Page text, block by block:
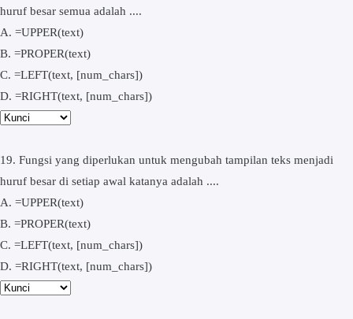
huruf besar semua adalah ....
A. =UPPER(text)
B. =PROPER(text)
C. =LEFT(text, [num_chars])
D. =RIGHT(text, [num_chars])
19. Fungsi yang diperlukan untuk mengubah tampilan teks menjadi
huruf besar di setiap awal katanya adalah ....
A. =UPPER(text)
B. =PROPER(text)
C. =LEFT(text, [num_chars])
D. =RIGHT(text, [num_chars])